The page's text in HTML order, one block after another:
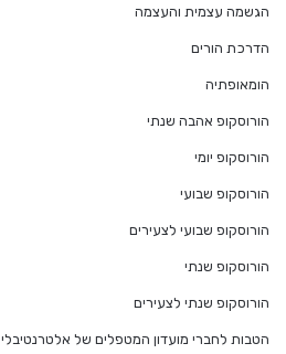
הגשמה עצמית והעצמה
הדרכת הורים
הומאופתיה
הורוסקופ אהבה שנתי
הורוסקופ יומי
הורוסקופ שבועי
הורוסקופ שבועי לצעירים
הורוסקופ שנתי
הורוסקופ שנתי לצעירים
הטבות לחברי מועדון המטפלים של אלטרנטיבלי